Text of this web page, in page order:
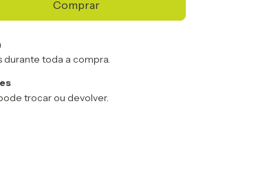
durante toda a compra.
trocar ou devolver.